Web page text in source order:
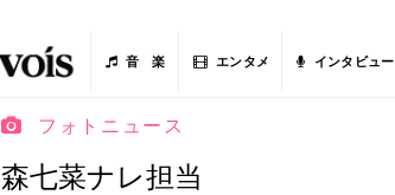
音 楽 エンタメ インタビュー
フォトニュース
森七菜ナレ担当